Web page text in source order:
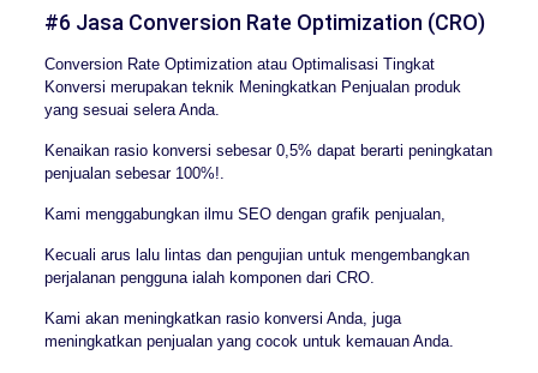
#6 Jasa Conversion Rate Optimization (CRO)
Conversion Rate Optimization atau Optimalisasi Tingkat
Konversi merupakan teknik Meningkatkan Penjualan produk
yang sesuai selera Anda.
Kenaikan rasio konversi sebesar 0,5% dapat berarti peningkatan
penjualan sebesar 100%!.
Kami menggabungkan ilmu SEO dengan grafik penjualan,
Kecuali arus lalu lintas dan pengujian untuk mengembangkan
perjalanan pengguna ialah komponen dari CRO.
Kami akan meningkatkan rasio konversi Anda, juga
meningkatkan penjualan yang cocok untuk kemauan Anda.